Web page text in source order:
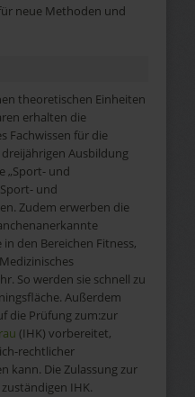
neue Methoden und
theoretischen Einheiten
erhalten die
Fachwissen für die
Ausbildung
„Sport- und
und
Zudem erwerben die
den Bereichen Fitness,
So werden sie schnell zu
Außerdem
die Prüfung zum:zur
(IHK) vorbereitet,
rechtlicher
kann. Die Zulassung zur
IHK.